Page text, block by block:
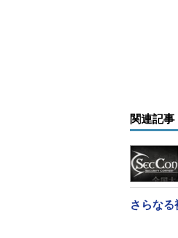
得点を
組み合わ
頭に海外
グの場と
関連記事
さらなる